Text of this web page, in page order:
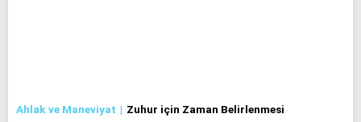
Ahlak ve Maneviyat Zuhur için Zaman Belirlenmesi